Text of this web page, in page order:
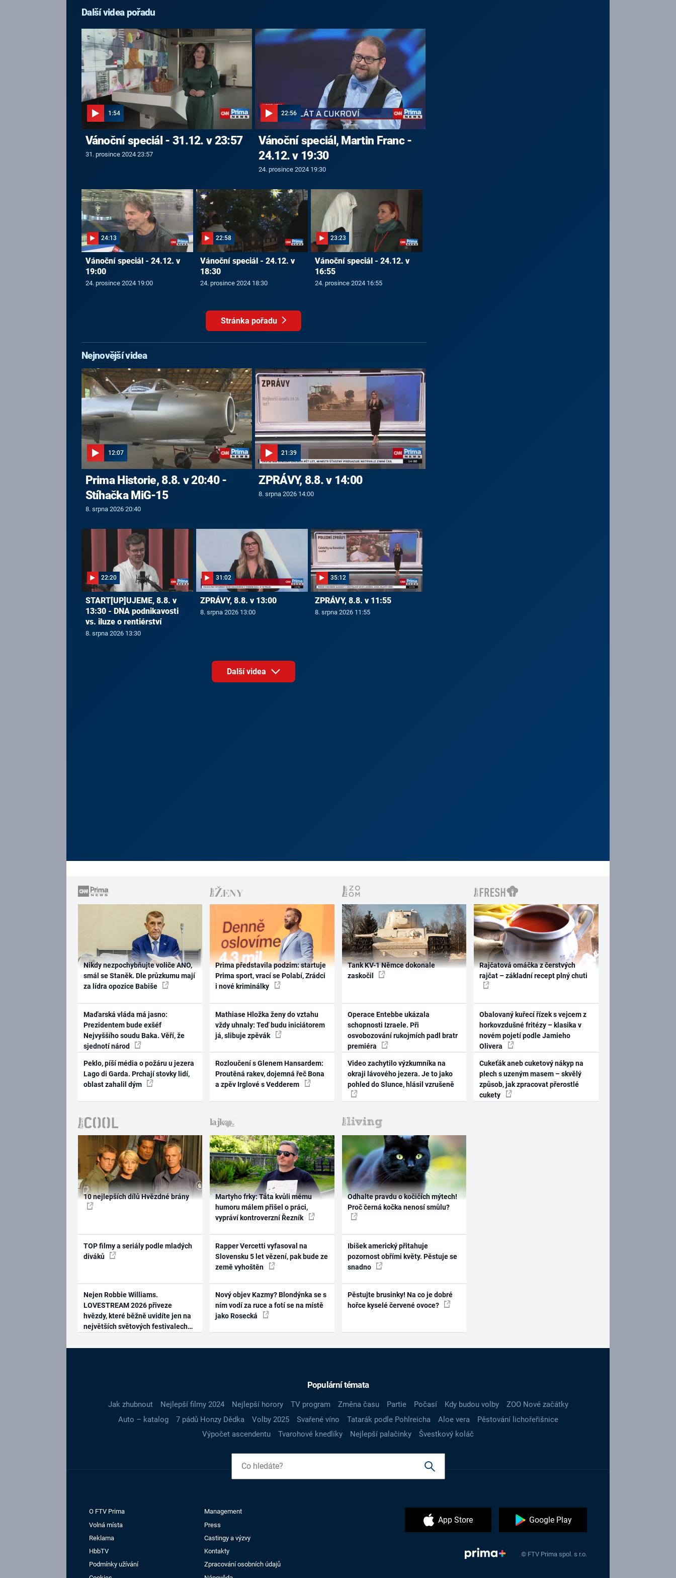
Další videa pořadu
1:54
Vánoční speciál - 31.12. v 23:57
31. prosince 2024 23:57
22:56
Vánoční speciál, Martin Franc -
24.12. v 19:30
24. prosince 2024 19:30
24:13
Vánoční speciál - 24.12. v
19:00
24. prosince 2024 19:00
22:58
Vánoční speciál - 24.12. v
18:30
24. prosince 2024 18:30
23:23
Vánoční speciál - 24.12. v
16:55
24. prosince 2024 16:55
Stránka pořadu
Nejnovější videa
12:07
Prima Historie, 8.8. v 20:40 -
Stíhačka MiG-15
8. srpna 2026 20:40
21:39
ZPRÁVY, 8.8. v 14:00
8. srpna 2026 14:00
22:20
START[UP]UJEME, 8.8. v
13:30 - DNA podnikavosti
vs. iluze o rentiérství
8. srpna 2026 13:30
31:02
ZPRÁVY, 8.8. v 13:00
8. srpna 2026 13:00
35:12
ZPRÁVY, 8.8. v 11:55
8. srpna 2026 11:55
Další videa
Nikdy nezpochybňujte voliče ANO,
smál se Staněk. Dle průzkumu mají
za lídra opozice Babiše
Maďarská vláda má jasno:
Prezidentem bude exšéf
Nejvyššího soudu Baka. Věří, že
sjednotí národ
Peklo, píší média o požáru u jezera
Lago di Garda. Prchají stovky lidí,
oblast zahalil dým
Prima představila podzim: startuje
Prima sport, vrací se Polabí, Zrádci
i nové kriminálky
Mathiase Hložka ženy do vztahu
vždy uhnaly: Teď budu iniciátorem
já, slibuje zpěvák
Rozloučení s Glenem Hansardem:
Proutěná rakev, dojemná řeč Bona
a zpěv Irglové s Vedderem
Tank KV-1 Němce dokonale
zaskočil
Operace Entebbe ukázala
schopnosti Izraele. Při
osvobozování rukojmích padl bratr
premiéra
Video zachytilo výzkumníka na
okraji lávového jezera. Je to jako
pohled do Slunce, hlásil vzrušeně
Rajčatová omáčka z čerstvých
rajčat – základní recept plný chuti
Obalovaný kuřecí řízek s vejcem z
horkovzdušné fritézy – klasika v
novém pojetí podle Jamieho
Olivera
Cukeťák aneb cuketový nákyp na
plech s uzeným masem – skvělý
způsob, jak zpracovat přerostlé
cukety
10 nejlepších dílů Hvězdné brány
TOP filmy a seriály podle mladých
diváků
Nejen Robbie Williams.
LOVESTREAM 2026 přiveze
hvězdy, které běžně uvidíte jen na
největších světových festivalech
Martyho frky: Táta kvůli mému
humoru málem přišel o práci,
vypráví kontroverzní Řezník
Rapper Vercetti vyfasoval na
Slovensku 5 let vězení, pak bude ze
země vyhoštěn
Nový objev Kazmy? Blondýnka se s
ním vodí za ruce a fotí se na místě
jako Rosecká
Odhalte pravdu o kočičích mýtech!
Proč černá kočka nenosí smůlu?
Ibišek americký přitahuje
pozornost obřími květy. Pěstuje se
snadno
Pěstujte brusinky! Na co je dobré
hořce kyselé červené ovoce?
Populární témata
Jak zhubnout Nejlepší filmy 2024 Nejlepší horory TV program Změna času Partie Počasí Kdy budou volby
ZOO Nové začátky
Auto – katalog
7 pádů Honzy Dědka Volby 2025 Svařené víno Tatarák podle Pohlreicha Aloe vera
Pěstování lichořeřišnice
Výpočet ascendentu
Tvarohové knedlíky Nejlepší palačinky Švestkový koláč
O FTV Prima
Management
Volná místa
Press
Reklama
Castingy a výzvy
HbbTV
Kontakty
Podmínky užívání
Zpracování osobních údajů
App Store Google Play
© FTV Prima spol. s r.o.